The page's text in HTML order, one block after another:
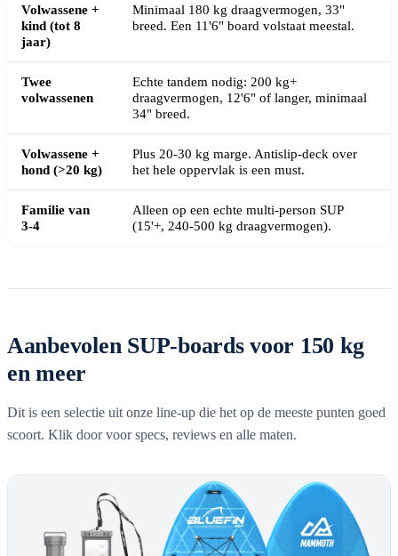
Volwassene +
kind (tot 8
jaar)
Minimaal 180 kg draagvermogen, 33"
breed. Een 11'6" board volstaat meestal.
Twee
volwassenen
Echte tandem nodig: 200 kg+
draagvermogen, 12'6" of langer, minimaal
34" breed.
Volwassene +
hond (>20 kg)
Plus 20-30 kg marge. Antislip-deck over
het hele oppervlak is een must.
Familie van
3-4
Alleen op een echte multi-person SUP
(15'+, 240-500 kg draagvermogen).
Aanbevolen SUP-boards voor 150 kg
en meer
Dit is een selectie uit onze line-up die het op de meeste punten goed
scoort. Klik door voor specs, reviews en alle maten.